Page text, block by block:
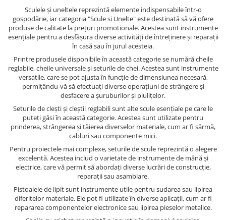
Sculele și uneltele reprezintă elemente indispensabile într-o
gospodărie, iar categoria "Scule si Unelte" este destinată să vă ofere
produse de calitate la prețuri promotionale. Acestea sunt instrumente
esențiale pentru a desfășura diverse activități de întreținere și reparații
în casă sau în jurul acesteia.
Printre produsele disponibile în această categorie se numără cheile
reglabile, cheile universale și seturile de chei. Acestea sunt instrumente
versatile, care se pot ajusta în funcție de dimensiunea necesară,
permițându-vă să efectuați diverse operațiuni de strângere și
desfacere a șuruburilor și piulițelor.
Seturile de clești și cleștii reglabili sunt alte scule esențiale pe care le
puteți găsi în această categorie. Acestea sunt utilizate pentru
prinderea, strângerea și tăierea diverselor materiale, cum ar fi sârmă,
cabluri sau componente mici.
Pentru proiectele mai complexe, seturile de scule reprezintă o alegere
excelentă. Acestea includ o varietate de instrumente de mână și
electrice, care vă permit să abordați diverse lucrări de construcție,
reparații sau asamblare.
Pistoalele de lipit sunt instrumente utile pentru sudarea sau lipirea
diferitelor materiale. Ele pot fi utilizate în diverse aplicații, cum ar fi
repararea componentelor electronice sau lipirea pieselor metalice.